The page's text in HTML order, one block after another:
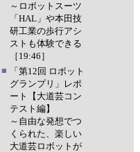
～ロボットスーツ
「HAL」や本田技
研工業の歩行アシ
ストも体験できる
［19:46］
■
「第12回 ロボット
グランプリ」レポ
ート【大道芸コン
テスト編】
～自由な発想でつ
くられた、楽しい
大道芸ロボットが